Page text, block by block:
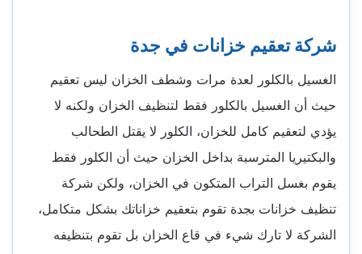
شركة تعقيم خزانات في جدة
الغسيل بالكلور لعدة مرات وشطف الخزان ليس تعقيم
حيث أن الغسيل بالكلور فقط لتنظيف الخزان ولكنه لا
يؤدي لتعقيم كامل للخزان، الكلور لا يقتل الطحالب
والبكتيريا المترسبة بداخل الخزان حيث أن الكلور فقط
يقوم بغسل التراب المتكون في الخزان، ولكن شركة
تنظيف خزانات بجدة تقوم بتعقيم خزاناتك بشكل متكامل،
الشركة لا تارك شيء في قاع الخزان بل تقوم بتنظيفه